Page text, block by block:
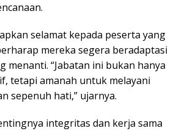
selamat kepada peserta yang
mereka segera beradaptasi
menanti. “Jabatan ini bukan hanya
tetapi amanah untuk melayani
sepenuh hati,” ujarnya.
integritas dan kerja sama